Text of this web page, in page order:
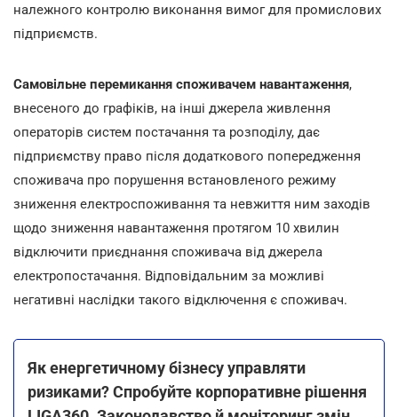
належного контролю виконання вимог для промислових
підприємств.
Самовільне перемикання споживачем навантаження,
внесеного до графіків, на інші джерела живлення
операторів систем постачання та розподілу, дає
підприємству право після додаткового попередження
споживача про порушення встановленого режиму
зниження електроспоживання та невжиття ним заходів
щодо зниження навантаження протягом 10 хвилин
відключити приєднання споживача від джерела
електропостачання. Відповідальним за можливі
негативні наслідки такого відключення є споживач.
Як енергетичному бізнесу управляти
ризиками? Спробуйте корпоративне рішення